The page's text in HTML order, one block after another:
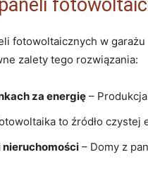
fotowoltaicznych w
zalety tego rozwiązania:
⁣za energię –
to źródło
– Domy z